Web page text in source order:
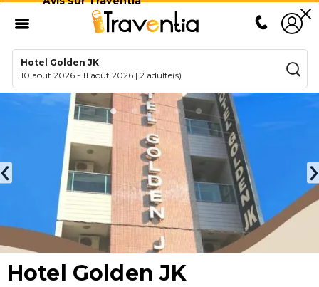
Hotel Golden JK
10 août 2026 -11 août 2026 |2 adulte(s)
Hotel Golden JK